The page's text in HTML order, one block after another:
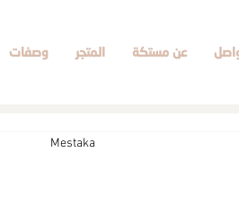
وصفات المتجر عن مستكة
Mestaka